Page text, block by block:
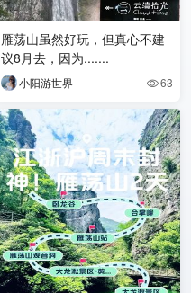
雁荡山虽然好玩，但真心不建
议8月去，因为.......
小阳游世界 63